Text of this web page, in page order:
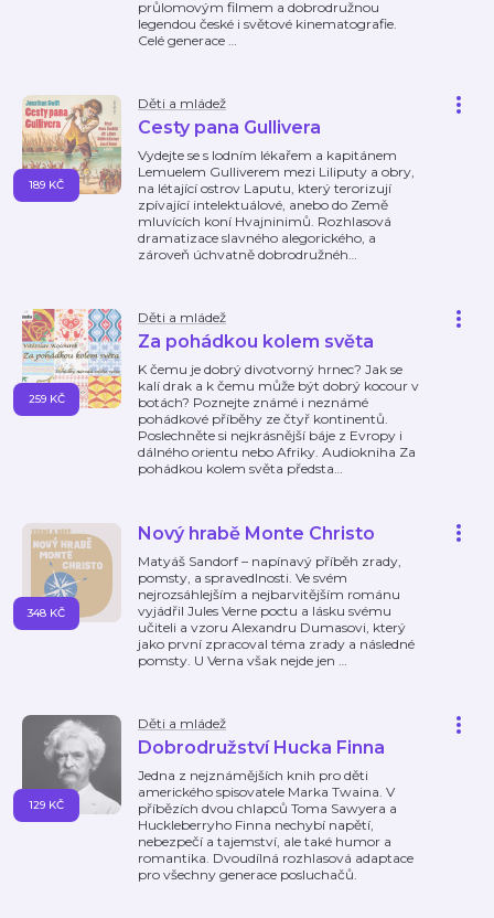
průlomovým filmem a dobrodružnou
legendou české i světové kinematografie.
Celé generace …
Děti a mládež
Cesty pana Gullivera
Vydejte se s lodním lékařem a kapitánem
Lemuelem Gulliverem mezi Liliputy a obry,
na létající ostrov Laputu, který terorizují
zpívající intelektuálové, anebo do Země
mluvících koní Hvajninimů. Rozhlasová
dramatizace slavného alegorického, a
zároveň úchvatně dobrodružnéh…
189 KČ
Děti a mládež
Za pohádkou kolem světa
K čemu je dobrý divotvorný hrnec? Jak se
kalí drak a k čemu může být dobrý kocour v
botách? Poznejte známé i neznámé
pohádkové příběhy ze čtyř kontinentů.
Poslechněte si nejkrásnější báje z Evropy i
dálného orientu nebo Afriky. Audiokniha Za
pohádkou kolem světa předsta…
259 KČ
Nový hrabě Monte Christo
Matyáš Sandorf – napínavý příběh zrady,
pomsty, a spravedlnosti. Ve svém
nejrozsáhlejším a nejbarvitějším románu
vyjádřil Jules Verne poctu a lásku svému
učiteli a vzoru Alexandru Dumasovi, který
jako první zpracoval téma zrady a následné
pomsty. U Verna však nejde jen …
348 KČ
Děti a mládež
Dobrodružství Hucka Finna
Jedna z nejznámějších knih pro děti
amerického spisovatele Marka Twaina. V
příbězích dvou chlapců Toma Sawyera a
Huckleberryho Finna nechybí napětí,
nebezpečí a tajemství, ale také humor a
romantika. Dvoudílná rozhlasová adaptace
pro všechny generace posluchačů.
129 KČ